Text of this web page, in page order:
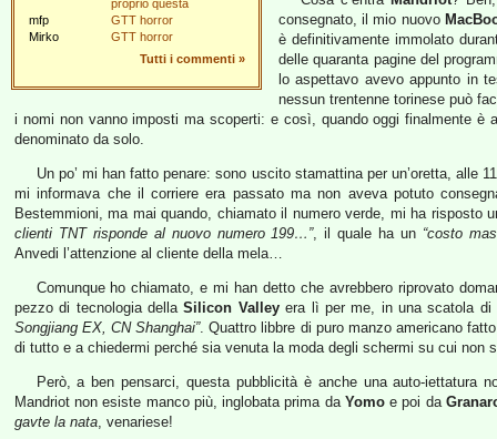
proprio questa
mfp
GTT horror
Mirko
GTT horror
Tutti i commenti »
consegnato, il mio nuovo
è definitivamente immolato
delle quaranta pagine del
lo aspettavo avevo appunto in
nessun trentenne torinese può
i nomi non vanno imposti ma scoperti: e così, quando oggi finalmente
denominato da solo.
Un po’ mi han fatto penare: sono uscito stamattina per un’oretta, alle
mi informava che il corriere era passato ma non aveva potuto
Bestemmioni, ma mai quando, chiamato il numero verde, mi ha risposto
clienti TNT risponde al nuovo numero 199…”, il quale ha un “costo
Anvedi l’attenzione al cliente della mela…
Comunque ho chiamato, e mi han detto che avrebbero riprovato
pezzo di tecnologia dellaSilicon Valleyera lì per me, in una scatola di
Songjiang EX, CN Shanghai”. Quattro libbre di puro manzo americano
di tutto e a chiedermi perché sia venuta la moda degli schermi su cui non
Però, a ben pensarci, questa pubblicità è anche una auto-iettatura
Mandriot non esiste manco più, inglobata prima da Yomoe poi da
gavte la nata, venariese!